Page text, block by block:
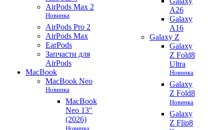
AirPods Max 2
Новинка
AirPods Pro 2
AirPods Max
EarPods
Запчасти для
AirPods
MacBook
MacBook Neo
Новинка
MacBook
Neo 13"
(2026)
Новинка
A26
Galaxy
A16
Galaxy Z
Galaxy
Z Fold8
Ultra
Новинка
Galaxy
Z Fold8
Новинка
Galaxy
Z Flip8